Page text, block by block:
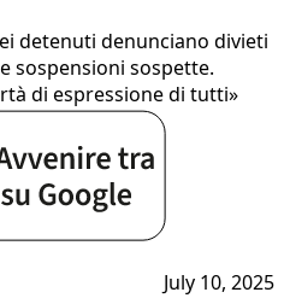
detenuti denunciano divieti
sospensioni sospette.
di espressione di tutti»
July 10, 2025